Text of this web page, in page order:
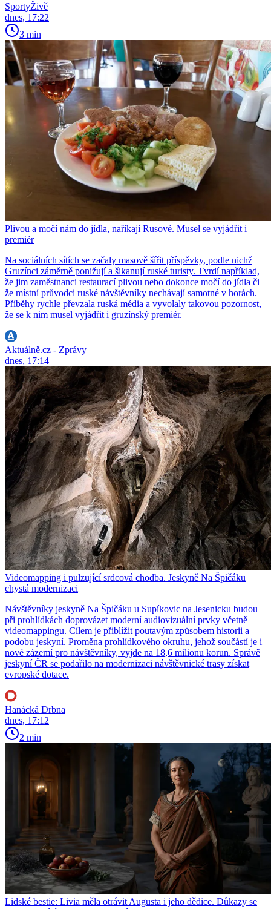
SportyŽivě
dnes, 17:22
3 min
Plivou a močí nám do jídla, naříkají Rusové. Musel se vyjádřit i
premiér
Na sociálních sítích se začaly masově šířit příspěvky, podle nichž
Gruzínci záměrně ponižují a šikanují ruské turisty. Tvrdí například,
že jim zaměstnanci restaurací plivou nebo dokonce močí do jídla či
že místní průvodci ruské návštěvníky nechávají samotné v horách.
Příběhy rychle převzala ruská média a vyvolaly takovou pozornost,
že se k nim musel vyjádřit i gruzínský premiér.
Aktuálně.cz - Zprávy
dnes, 17:14
Videomapping i pulzující srdcová chodba. Jeskyně Na Špičáku
chystá modernizaci
Návštěvníky jeskyně Na Špičáku u Supíkovic na Jesenicku budou
při prohlídkách doprovázet moderní audiovizuální prvky včetně
videomappingu. Cílem je přiblížit poutavým způsobem historii a
podobu jeskyní. Proměna prohlídkového okruhu, jehož součástí je i
nové zázemí pro návštěvníky, vyjde na 18,6 milionu korun. Správě
jeskyní ČR se podařilo na modernizaci návštěvnické trasy získat
evropské dotace.
Hanácká Drbna
dnes, 17:12
2 min
Lidské bestie: Livia měla otrávit Augusta i jeho dědice. Důkazy se